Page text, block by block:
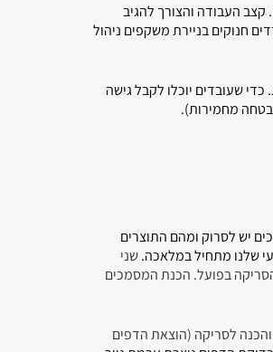
העבודה והצורך להגיב
חנוקים בניירת משקפים ניהול
שעובדים יוכלו לקבל גישה
מחמירות).
יש לסרוק ומהם התוצרים
שלנו מתחיל במלאכה.שני
בפועל. הכנת המסמכים
לסריקה (הוצאת הדפים